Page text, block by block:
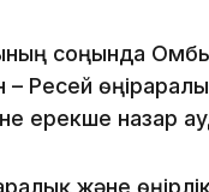
соңында
– Ресей
ерекше назар